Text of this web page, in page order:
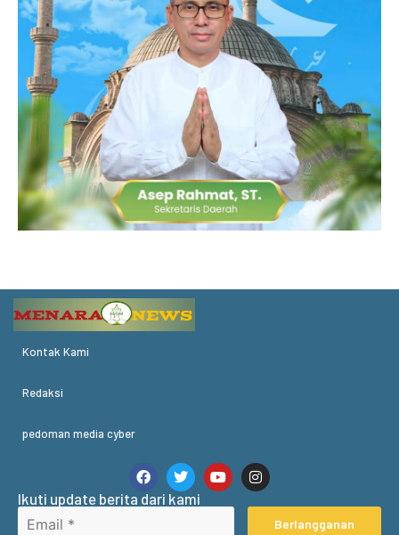
Kontak Kami
Redaksi
pedoman media cyber
Ikuti update berita dari kami
Berlangganan